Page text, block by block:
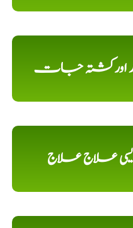
اورکشتہ جات
علاج علاج